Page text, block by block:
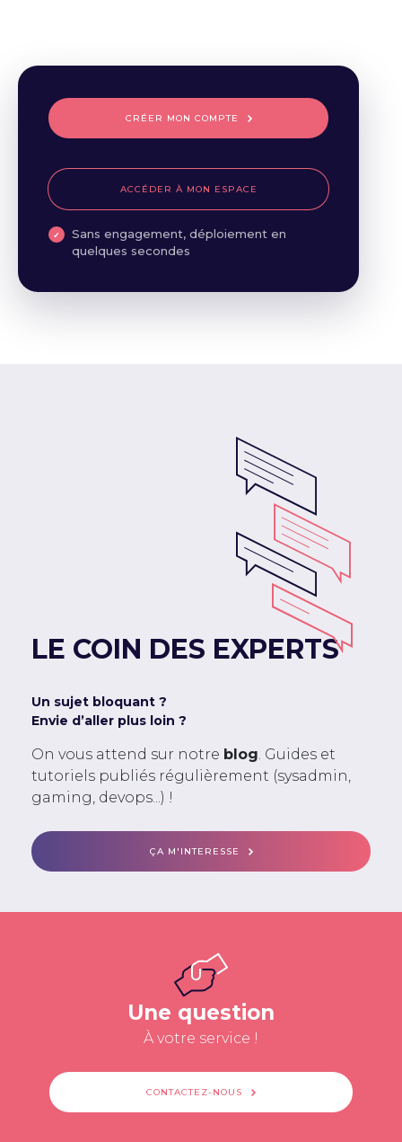
CRÉER MON COMPTE
ACCÉDER À MON ESPACE
Sans engagement, déploiement en
quelques secondes
LE COIN DES EXPERTS
Un sujet bloquant ?
Envie d’aller plus loin ?
On vous attend sur notre blog. Guides et
tutoriels publiés régulièrement (sysadmin,
gaming, devops...) !
ÇA M'INTERESSE
Une question
À votre service !
CONTACTEZ-NOUS